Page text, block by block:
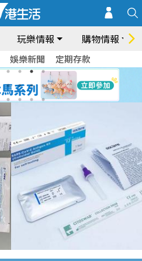
玩樂情報 購物情報
娛樂新聞 定期存款